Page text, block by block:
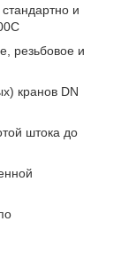
и
0С
резьбовое и
кранов DN
штока до